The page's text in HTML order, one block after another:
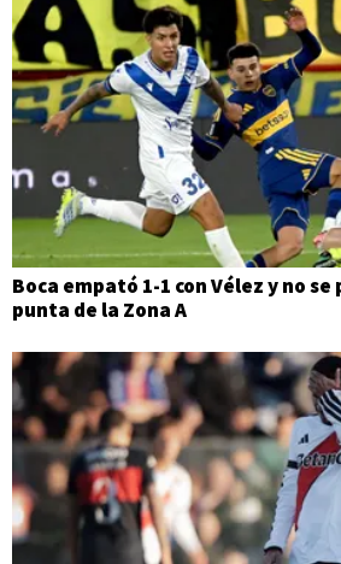
Boca empató 1-1 con Vélez y no se
punta de la Zona A